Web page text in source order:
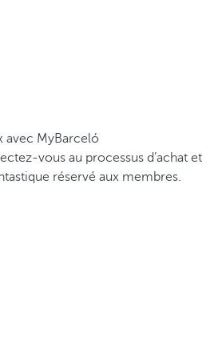
avec MyBarceló
vous au processus d’achat et
réservé aux membres.